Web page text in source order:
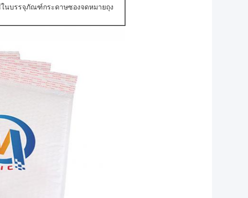
นบรรจุภัณฑ์กระดาษซองจดหมายถุง